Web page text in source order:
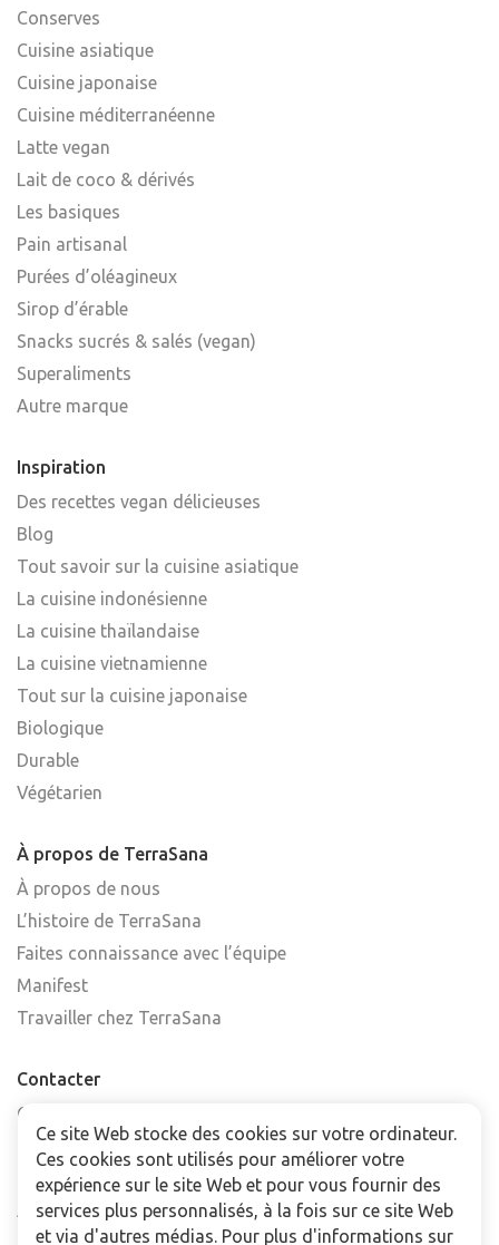
Conserves
Cuisine asiatique
Cuisine japonaise
Cuisine méditerranéenne
Latte vegan
Lait de coco & dérivés
Les basiques
Pain artisanal
Purées d’oléagineux
Sirop d’érable
Snacks sucrés & salés (vegan)
Superaliments
Autre marque
Inspiration
Des recettes vegan délicieuses
Blog
Tout savoir sur la cuisine asiatique
La cuisine indonésienne
La cuisine thaïlandaise
La cuisine vietnamienne
Tout sur la cuisine japonaise
Biologique
Durable
Végétarien
À propos de TerraSana
À propos de nous
L’histoire de TerraSana
Faites connaissance avec l’équipe
Manifest
Travailler chez TerraSana
Contacter
Contactez-nous
Trouver un point de vente
FAQ
Abonnez-vous à la newsletter
Ce site Web stocke des cookies sur votre ordinateur.
Ces cookies sont utilisés pour améliorer votre
expérience sur le site Web et pour vous fournir des
services plus personnalisés, à la fois sur ce site Web
et via d'autres médias. Pour plus d'informations sur